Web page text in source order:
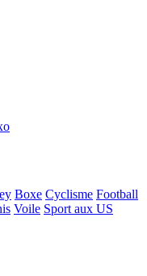
Boxe Cyclisme Football
Voile Sport aux US